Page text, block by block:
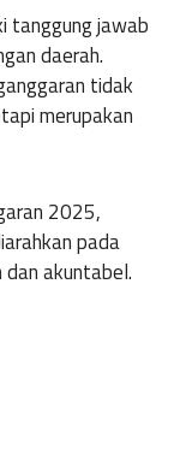
tanggung jawab
daerah.
tidak
merupakan
2025,
pada
akuntabel.